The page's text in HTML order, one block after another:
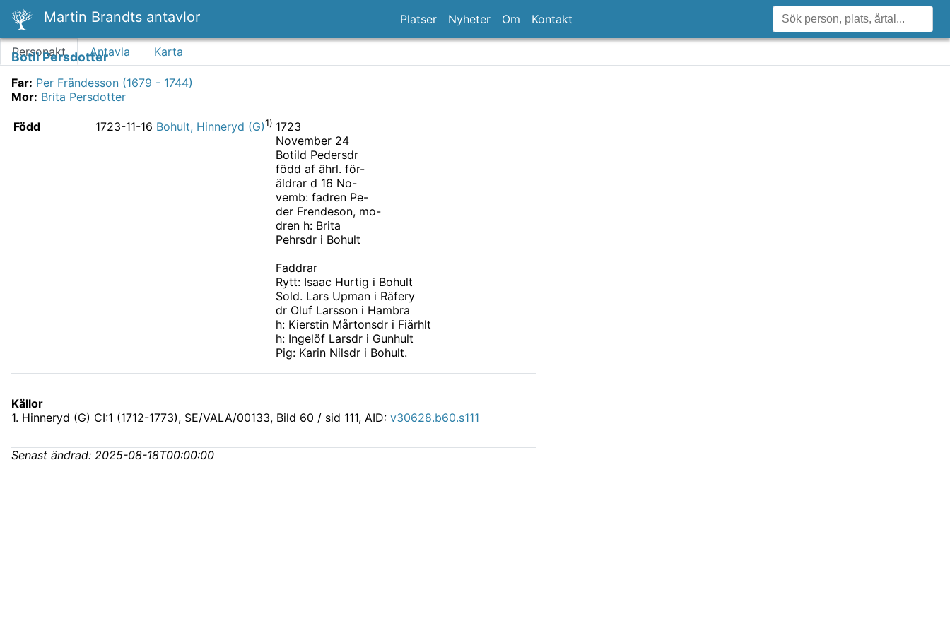
Martin Brandts antavlor Platser Nyheter Om Kontakt
Personakt Antavla Karta
Botil Persdotter
Far: Per Frändesson (1679 - 1744)
Mor: Brita Persdotter
Född 1723-11-16 Bohult, Hinneryd (G)1) 1723
November 24
Botild Pedersdr
född af ährl. för-
äldrar d 16 No-
vemb: fadren Pe-
der Frendeson, mo-
dren h: Brita
Pehrsdr i Bohult
Faddrar
Rytt: Isaac Hurtig i Bohult
Sold. Lars Upman i Räfery
dr Oluf Larsson i Hambra
h: Kierstin Mårtonsdr i Fiärhlt
h: Ingelöf Larsdr i Gunhult
Pig: Karin Nilsdr i Bohult.
Källor
1. Hinneryd (G) CI:1 (1712-1773), SE/VALA/00133, Bild 60 / sid 111, AID: v30628.b60.s111
Senast ändrad: 2025-08-18T00:00:00